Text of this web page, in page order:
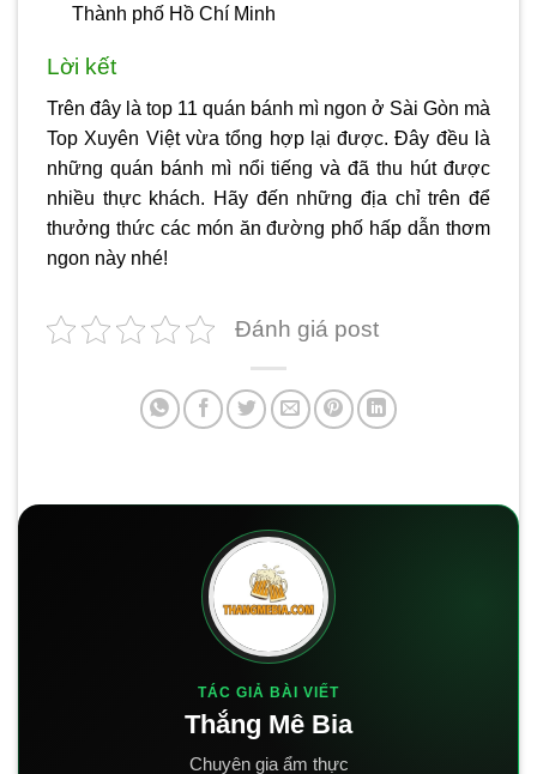
Thành phố Hồ Chí Minh
Lời kết
Trên đây là top 11 quán bánh mì ngon ở Sài Gòn mà
Top Xuyên Việt vừa tổng hợp lại được. Đây đều là
những quán bánh mì nổi tiếng và đã thu hút được
nhiều thực khách. Hãy đến những địa chỉ trên để
thưởng thức các món ăn đường phố hấp dẫn thơm
ngon này nhé!
Đánh giá post
TÁC GIẢ BÀI VIẾT
Thắng Mê Bia
Chuyên gia ẩm thực